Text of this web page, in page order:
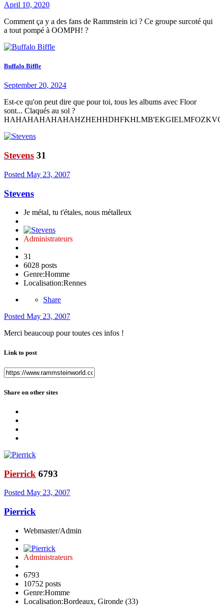
April 10, 2020
Comment ça y a des fans de Rammstein ici ? Ce groupe surcoté qui
a tout pompé à OOMPH! ?
Buffalo Biffle
September 20, 2024
Est-ce qu'on peut dire que pour toi, tous les albums avec Floor
sont... Claqués au sol ?
Stevens 31
Posted May 23, 2007
Stevens
Je métal, tu t'étales, nous métalleux
Administrateurs
31
6028 posts
Genre:Homme
Localisation:Rennes
Share
Posted May 23, 2007
Merci beaucoup pour toutes ces infos !
Link to post
Share on other sites
Pierrick 6793
Posted May 23, 2007
Pierrick
Webmaster/Admin
Administrateurs
6793
10752 posts
Genre:Homme
Localisation:Bordeaux, Gironde (33)